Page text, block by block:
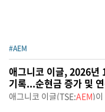
#AEM
애그니코 이글, 2026년
기록...순현금 증가 및
재확인
애그니코 이글(TSE:AEM